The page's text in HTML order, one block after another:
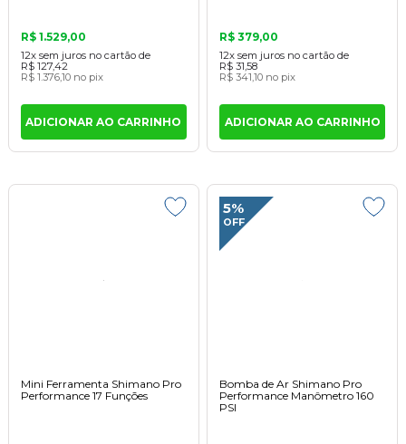
R$ 1.529,00
12x sem juros no cartãode
R$ 127,42
R$ 1.376,10 no pix
ADICIONAR AO CARRINHO
R$ 379,00
12x sem juros no cartão de
R$ 31,58
R$ 341,10 no pix
ADICIONAR AO CARRINHO
Mini Ferramenta Shimano Pro
Performance 17 Funções
5%
OFF
Bomba de Ar Shimano Pro
Performance Manômetro 160
PSI